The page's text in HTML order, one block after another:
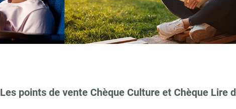
PLUS D'INFORMATIONS
Les points de vente Chèque Culture et Chèque Lire